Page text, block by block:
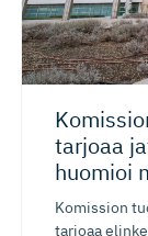
tarjoaa
huomioi
Komission
tarjoaa